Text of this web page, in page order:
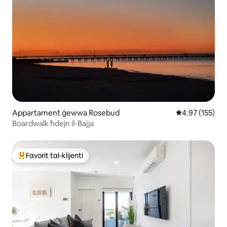
Appartament ġewwa Rosebud Rating medju
4.97 (155)
Boardwalk ħdejn il-Bajja
Wieħed mill-aqwa favoriti tal-klijenti
Favorit tal-klijenti